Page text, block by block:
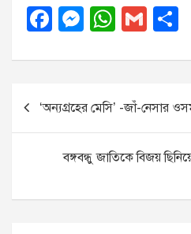
F
c
b
o
k
M
ss
n
g
er
W
at
A
p
p
G
ail
n
‘অন্যগ্রহের মেসি’ -জাঁ-নেসার
বঙ্গবন্ধু জাতিকে বিজয়